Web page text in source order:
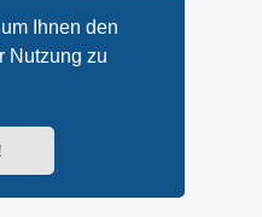
Ihnen den
Nutzung zu